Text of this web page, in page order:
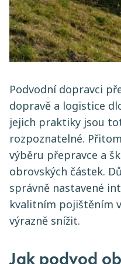
Podvodní dopravci
dopravě a logistice
jejich praktiky jsou
rozpoznatelné.
výběru přepravce a
obrovských částek.
správně nastavené
kvalitním pojištěním
výrazně snížit.
Jak podvod